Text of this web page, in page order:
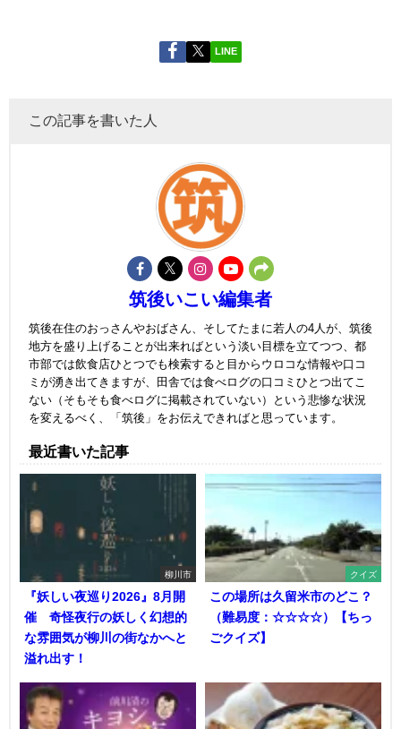
LINE
この記事を書いた人
筑後いこい編集者
筑後在住のおっさんやおばさん、そしてたまに若人の4人が、筑後
地方を盛り上げることが出来ればという淡い目標を立てつつ、都
市部では飲食店ひとつでも検索すると目からウロコな情報や口コ
ミが湧き出てきますが、田舎では食べログの口コミひとつ出てこ
ない（そもそも食べログに掲載されていない）という悲惨な状況
を変えるべく、「筑後」をお伝えできればと思っています。
最近書いた記事
柳川市
『妖しい夜巡り2026』8月開
催 奇怪夜行の妖しく幻想的
な雰囲気が柳川の街なかへと
溢れ出す！
クイズ
この場所は久留米市のどこ？
（難易度：☆☆☆☆）【ちっ
ごクイズ】